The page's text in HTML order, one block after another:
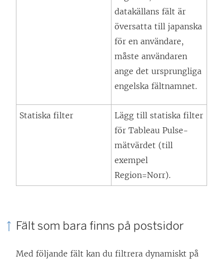
datakällans fält är
översatta till japanska
för en användare,
måste användaren
ange det ursprungliga
engelska fältnamnet.
Statiska filter
Lägg till statiska filter
för Tableau Pulse-
mätvärdet (till
exempel
Region=Norr).
Fält som bara finns på postsidor
Med följande fält kan du filtrera dynamiskt på